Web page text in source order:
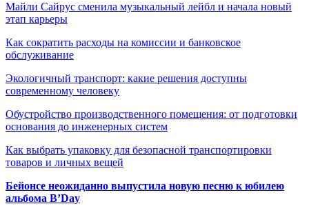
Майли Сайрус сменила музыкальный лейбл и начала новый
этап карьеры
Как сократить расходы на комиссии и банковское
обслуживание
Экологичный транспорт: какие решения доступны
современному человеку
Обустройство производственного помещения: от подготовки
основания до инженерных систем
Как выбрать упаковку для безопасной транспортировки
товаров и личных вещей
Бейонсе неожиданно выпустила новую песню к юбилею
альбома B’Day